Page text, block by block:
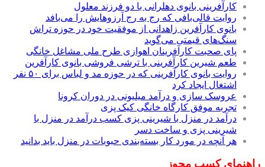
کارآفرینی بانوی دهلرانی با دو فرزند معلول
روایت قالی‌بافی که رج به رج آرزوهایش را می‌بافد
بانوی کارآفرین زاهدانی از موفقیت خود در حوزه تراش
سنگ‌های قیمتی می‌گوید
پای صحبت کارآفرینان اهوازی طرح ملی مشاغل خانگی
طعم شیرین کارآفرینی با ترشی فروشی بانوی کارآفرین
روایت بانوی کارآفرینی که در حوزه مد و لباس برای ۵۰ نفر
اشتغال ایجاد کرد
عروسک سازی و درآمد میلیونی در دوران کرونا
تجربه موفق کارگاه خانگی کیک پزی
درآمد در منزل با شیرینی پزی کسب درآمد در منزل با
شیرینی پزی و ساخت دسر
هر آنچه در مورد کار بسته‌بندی حبوبات در منزل باید بدانید
راهنمای کسب مجوز